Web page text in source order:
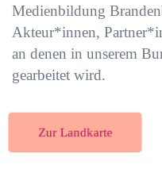
Medienbildung
Akteur*innen,
an denen in unserem
gearbeitet wird.
Zur Landkarte